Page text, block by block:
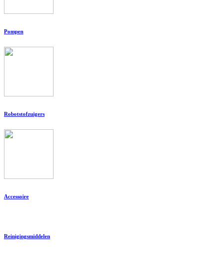
Pompen
Robotstofzuigers
Accessoire
Reinigingsmiddelen